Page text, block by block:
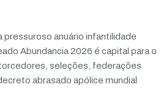
pressuroso anuário infantilidade
Abundancia 2026 é capital para o
seleções, federações
abrasado apólice mundial